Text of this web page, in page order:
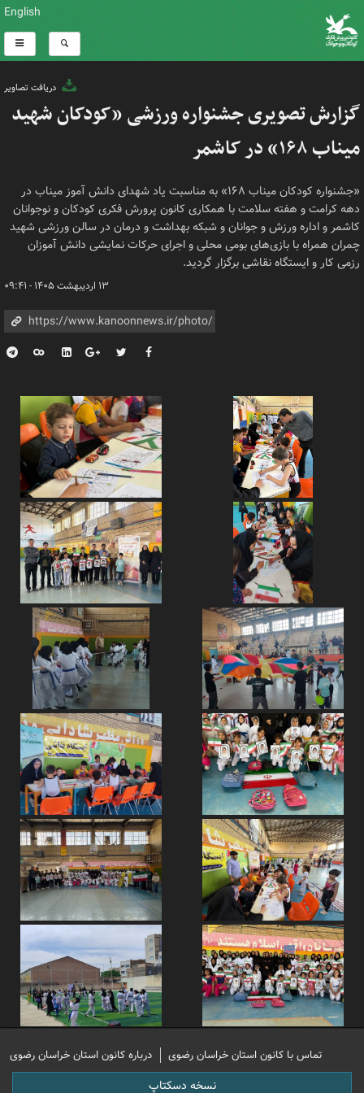
English
دریافت تصاویر
گزارش تصویری جشنواره ورزشی «کودکان شهید
میناب ۱۶۸» در کاشمر
«جشنواره کودکان میناب ۱۶۸» به مناسبت یاد شهدای دانش آموز میناب در
دهه کرامت و هفته سلامت با همکاری کانون پرورش فکری کودکان و نوجوانان
کاشمر و اداره ورزش و جوانان و شبکه بهداشت و درمان در سالن ورزشی شهید
چمران همراه با بازی‌های بومی محلی و اجرای حرکات نمایشی دانش آموزان
رزمی کار و ایستگاه نقاشی برگزار گردید.
۱۳ اردیبهشت ۱۴۰۵ - ۰۹:۴۱
تماس با کانون استان خراسان رضوی درباره کانون استان خراسان رضوی
نسخه دسکتاپ